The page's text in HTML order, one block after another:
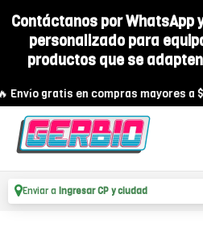
Contáctanos por WhatsApp
personalizado para
productos que se
Envío gratis en compras mayores a
Enviar a Ingresar CP y ciudad